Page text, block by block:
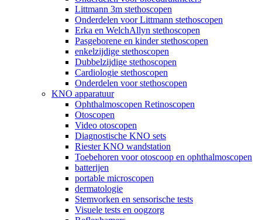
Littmann 3m stethoscopen
Onderdelen voor Littmann stethoscopen
Erka en WelchAllyn stethoscopen
Pasgeborene en kinder stethoscopen
enkelzijdige stethoscopen
Dubbelzijdige stethoscopen
Cardiologie stethoscopen
Onderdelen voor stethoscopen
KNO apparatuur
Ophthalmoscopen Retinoscopen
Otoscopen
Video otoscopen
Diagnostische KNO sets
Riester KNO wandstation
Toebehoren voor otoscoop en ophthalmoscopen
batterijen
portable microscopen
dermatologie
Stemvorken en sensorische tests
Visuele tests en oogzorg